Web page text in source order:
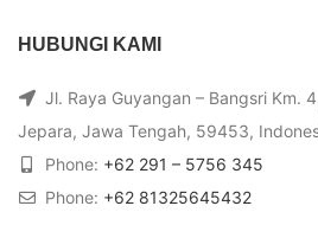
HUBUNGI KAMI
Jl. Raya Guyangan – Bangsri Km.
Jepara, Jawa Tengah, 59453,
Phone: +62 291 – 5756 345
Phone: +62 81325645432